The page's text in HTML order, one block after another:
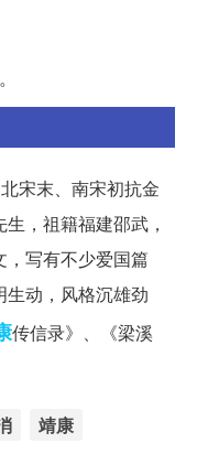
宋末、南宋初抗金
，祖籍福建邵武，
写有不少爱国篇
动，风格沉雄劲
传信录》、《梁溪
靖康